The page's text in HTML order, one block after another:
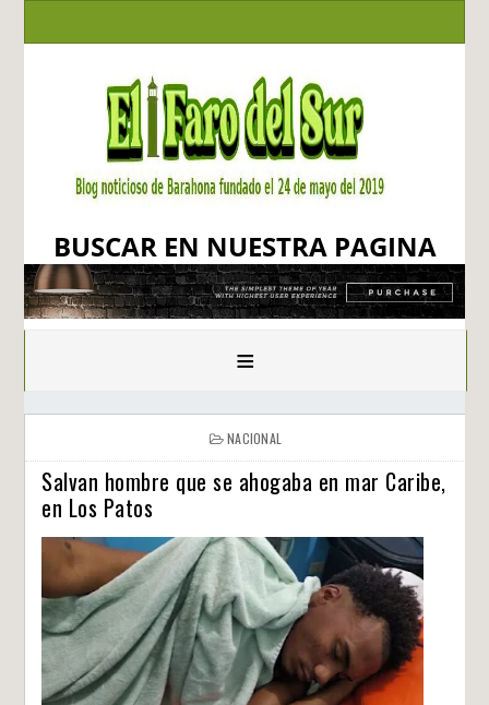
BUSCAR EN NUESTRA PAGINA
≡
NACIONAL
Salvan hombre que se ahogaba en mar Caribe,
en Los Patos